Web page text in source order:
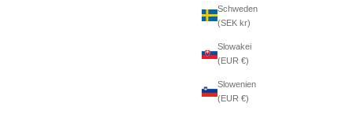
Schweden
(SEK kr)
Slowakei
(EUR €)
Slowenien
(EUR €)